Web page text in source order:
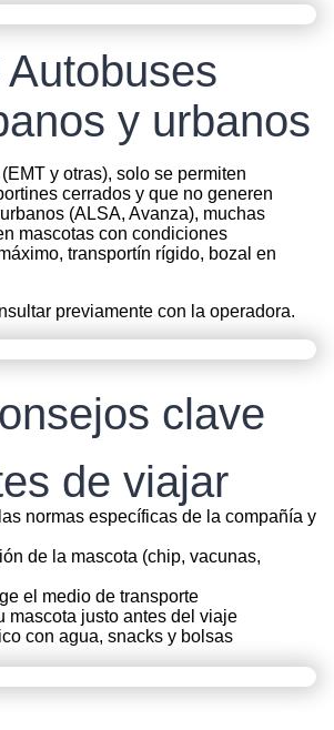
Autobuses
y urbanos
y otras), solo se permiten
cerrados y que no generen
(ALSA, Avanza), muchas
mascotas con condiciones
transportín rígido, bozal en
previamente con la operadora.
clave
de viajar
normas específicas de la compañía y
de la mascota (chip, vacunas,
el medio de transporte
mascota justo antes del viaje
con agua, snacks y bolsas